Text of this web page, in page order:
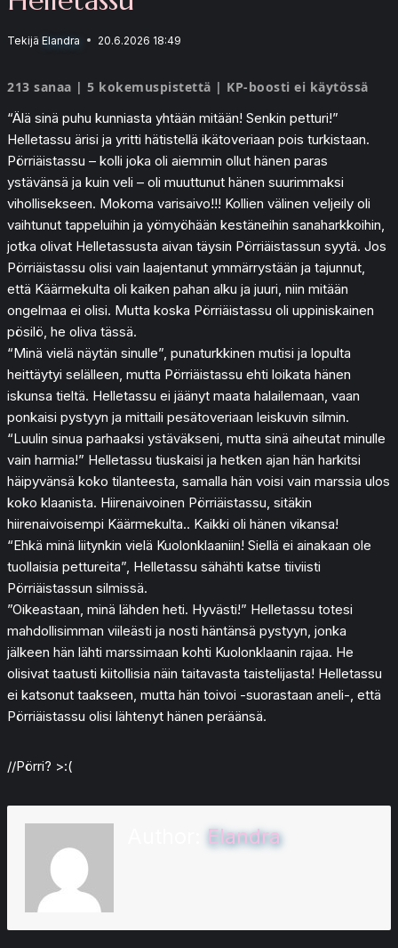
Tekijä Elandra 20.6.2026 18:49
213 sanaa | 5 kokemuspistettä | KP-boosti ei käytössä
“Älä sinä puhu kunniasta yhtään mitään! Senkin petturi!”
Helletassu ärisi ja yritti hätistellä ikätoveriaan pois turkistaan.
Pörriäistassu – kolli joka oli aiemmin ollut hänen paras
ystävänsä ja kuin veli – oli muuttunut hänen suurimmaksi
vihollisekseen. Mokoma varisaivo!!! Kollien välinen veljeily oli
vaihtunut tappeluihin ja yömyöhään kestäneihin sanaharkkoihin,
jotka olivat Helletassusta aivan täysin Pörriäistassun syytä. Jos
Pörriäistassu olisi vain laajentanut ymmärrystään ja tajunnut,
että Käärmekulta oli kaiken pahan alku ja juuri, niin mitään
ongelmaa ei olisi. Mutta koska Pörriäistassu oli uppiniskainen
pösilö, he oliva tässä.
“Minä vielä näytän sinulle”, punaturkkinen mutisi ja lopulta
heittäytyi selälleen, mutta Pörriäistassu ehti loikata hänen
iskunsa tieltä. Helletassu ei jäänyt maata halailemaan, vaan
ponkaisi pystyyn ja mittaili pesätoveriaan leiskuvin silmin.
“Luulin sinua parhaaksi ystäväkseni, mutta sinä aiheutat minulle
vain harmia!” Helletassu tiuskaisi ja hetken ajan hän harkitsi
häipyvänsä koko tilanteesta, samalla hän voisi vain marssia ulos
koko klaanista. Hiirenaivoinen Pörriäistassu, sitäkin
hiirenaivoisempi Käärmekulta.. Kaikki oli hänen vikansa!
“Ehkä minä liitynkin vielä Kuolonklaaniin! Siellä ei ainakaan ole
tuollaisia pettureita”, Helletassu sähähti katse tiiviisti
Pörriäistassun silmissä.
”Oikeastaan, minä lähden heti. Hyvästi!” Helletassu totesi
mahdollisimman viileästi ja nosti häntänsä pystyyn, jonka
jälkeen hän lähti marssimaan kohti Kuolonklaanin rajaa. He
olisivat taatusti kiitollisia näin taitavasta taistelijasta! Helletassu
ei katsonut taakseen, mutta hän toivoi -suorastaan aneli-, että
Pörriäistassu olisi lähtenyt hänen peräänsä.
//Pörri? >:(
Elandra